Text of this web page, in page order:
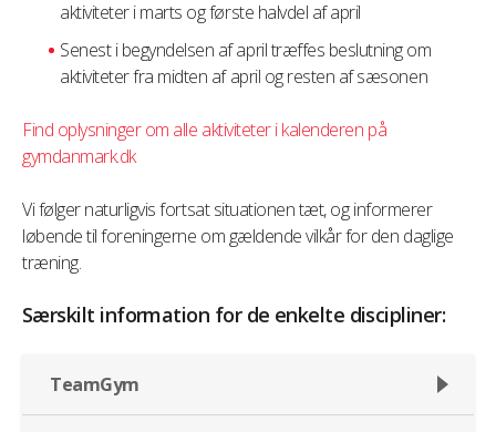
aktiviteter i marts og første halvdel af april
Senest i begyndelsen af april træffes beslutning om
aktiviteter fra midten af april og resten af sæsonen
Find oplysninger om alle aktiviteter i kalenderen på
gymdanmark.dk
Vi følger naturligvis fortsat situationen tæt, og informerer
løbende til foreningerne om gældende vilkår for den daglige
træning.
Særskilt information for de enkelte discipliner:
TeamGym